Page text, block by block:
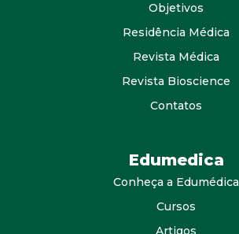
Objetivos
Residência Médica
Revista Médica
Revista Bioscience
Contatos
Edumedica
Conheça a Edumédica
Cursos
Artigos